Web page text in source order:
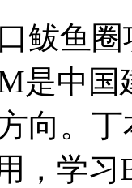
鲅鱼
是中
向。
，学